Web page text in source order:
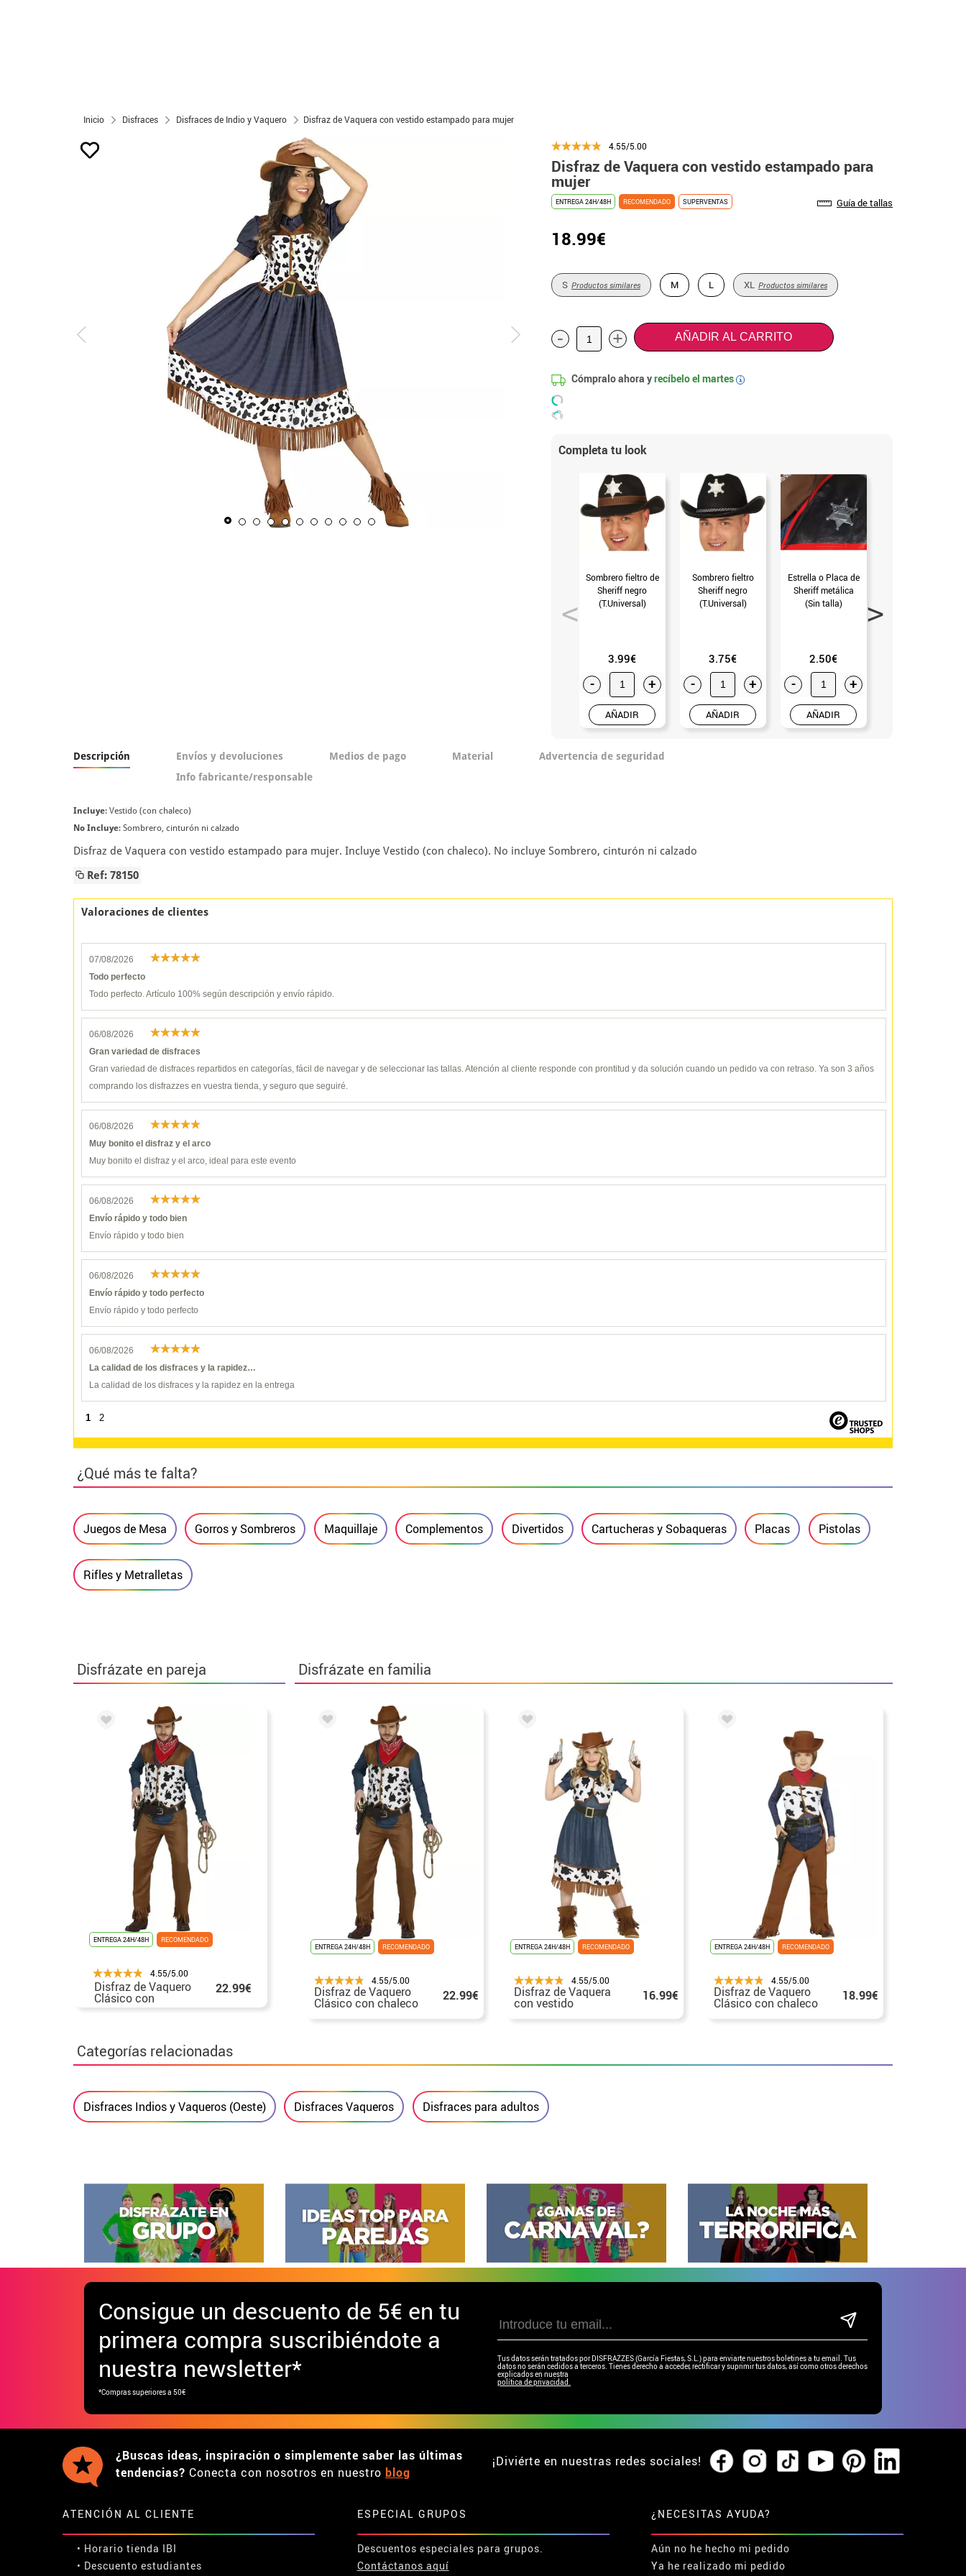
Inicio Disfraces Disfraces de Indio y Vaquero Disfraz de Vaquera con vestido estampado para mujer
4.55/5.00
Disfraz de Vaquera con vestido estampado para
mujer
ENTREGA 24H/48H RECOMENDADO SUPERVENTAS Guía de tallas
18.99€
S Productos similares M L XL Productos similares
- + AÑADIR AL CARRITO
Cómpralo ahora yrecíbelo el martes i
Completa tu look
Sombrero fieltro de
Sheriff negro
(T.Universal)
3.99€
- +
AÑADIR
Sombrero fieltro
Sheriff negro
(T.Universal)
3.75€
- +
AÑADIR
Estrella o Placa de
Sheriff metálica
(Sin talla)
2.50€
- +
AÑADIR
Descripción Envíos y devoluciones Medios de pago Material
Advertencia de seguridad
Info fabricante/responsable
Incluye: Vestido (con chaleco)
No Incluye: Sombrero, cinturón ni calzado
Disfraz de Vaquera con vestido estampado para mujer. Incluye Vestido (con chaleco). No incluye Sombrero, cinturón ni calzado
Ref: 78150
Valoraciones de clientes
07/08/2026
Todo perfecto
Todo perfecto. Artículo 100% según descripción y envío rápido.
06/08/2026
Gran variedad de disfraces
Gran variedad de disfraces repartidos en categorías, fácil de navegar y de seleccionar las tallas. Atención al cliente responde con prontitud y da solución cuando un pedido va con retraso. Ya son 3 años
comprando los disfrazzes en vuestra tienda, y seguro que seguiré.
06/08/2026
Muy bonito el disfraz y el arco
Muy bonito el disfraz y el arco, ideal para este evento
06/08/2026
Envío rápido y todo bien
Envío rápido y todo bien
06/08/2026
Envío rápido y todo perfecto
Envío rápido y todo perfecto
06/08/2026
La calidad de los disfraces y la rapidez…
La calidad de los disfraces y la rapidez en la entrega
1 2
¿Qué más te falta?
Juegos de Mesa Gorros y Sombreros Maquillaje Complementos Divertidos Cartucheras y Sobaqueras Placas Pistolas
Rifles y Metralletas
Disfrázate en pareja
ENTREGA 24H/48H RECOMENDADO
4.55/5.00
Disfraz de Vaquero
Clásico con
chaleco para
22.99€
Disfrázate en familia
ENTREGA 24H/48H RECOMENDADO
4.55/5.00
Disfraz de Vaquero
Clásico con chaleco 22.99€
ENTREGA 24H/48H RECOMENDADO
4.55/5.00
Disfraz de Vaquera
con vestido 16.99€
ENTREGA 24H/48H RECOMENDADO
4.55/5.00
Disfraz de Vaquero
Clásico con chaleco 18.99€
Categorías relacionadas
Disfraces Indios y Vaqueros (Oeste) Disfraces Vaqueros Disfraces para adultos
Consigue un descuento de 5€ en tu
primera compra suscribiéndote a
nuestra newsletter*
*Compras superiores a 50€
Tus datos serán tratados por DISFRAZZES (García Fiestas, S.L.) para enviarte nuestros boletines a tu email. Tus
datos no serán cedidos a terceros. Tienes derecho a acceder, rectificar y suprimir tus datos, así como otros derechos
explicados en nuestra
política de privacidad.
¿Buscas ideas, inspiración o simplemente saber las últimas
tendencias? Conecta con nosotros en nuestro blog
¡Diviérte en nuestras redes sociales!
ATENCIÓN AL CLIENTE
• Horario tienda IBI
• Descuento estudiantes
ESPECIAL GRUPOS
Descuentos especiales para grupos.
Contáctanos aquí
¿NECESITAS AYUDA?
Aún no he hecho mi pedido
Ya he realizado mi pedido